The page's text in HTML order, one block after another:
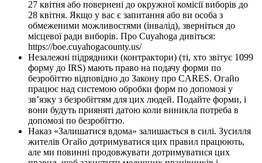
27 квітня або повернені до окружної комісії виборів до
28 квітня. Якщо у вас є запитання або ви особа з
обмеженими можливостями (інвалід), зверніться до
місцевої ради виборів. Про Cuyahoga дивіться:
https://boe.cuyahogacounty.us/
Незалежні підрядники (контрактори) (ті, хто звітує 1099
форму до IRS) мають право на подачу форми по
безробіттю відповідно до Закону про CARES. Огайо
працює над системою обробки форм по допомозі у
зв’язку з безробіттям для цих людей. Подайте форми, і
вони будуть прияняті датою коли виникла потреба в
допомозі по безробіттю.
Наказ «Залишатися вдома» залишається в силі. Зусилля
жителів Огайо дотримуватися цих правил працюють,
але ми повинні продовжувати дотримуватися цих